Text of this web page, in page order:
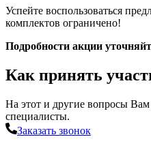
Успейте воспользоваться
комплектов ограничено!
Подробности акции
Как принять
На этот и другие вопросы
специалисты.
Заказать звонок